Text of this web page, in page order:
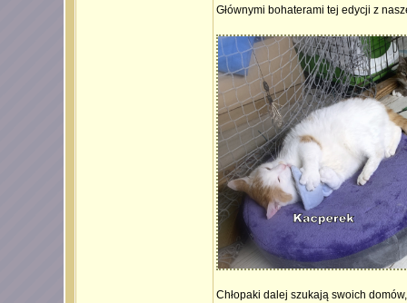
Głównymi bohaterami tej edycji z
Chłopaki dalej szukają swoich